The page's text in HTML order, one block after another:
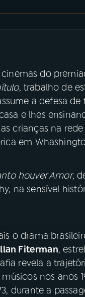
do
, trabalho de
a defesa de
e lhes
crianças na
em
houver Amor,
na sensível
o drama
Fiterman,
revela a
nos anos
durante a